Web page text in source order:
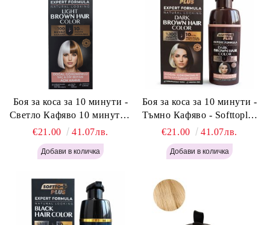
Боя за коса за 10 минути -
Светло Кафяво 10 минути -
Softtoplus Expert Woman
Light Brown 400мл
€21.00 41.07лв.
Боя за коса за 10 минути -
Тъмно Кафяво - Softtoplus
Expert Woman Dark Brown
400 мл
€21.00 41.07лв.